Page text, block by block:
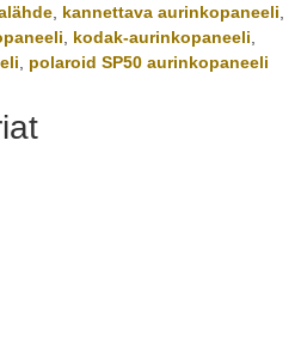
, kannettava aurinkopaneeli
kodak-aurinkopaneeli
polaroid SP50 aurinkopaneeli